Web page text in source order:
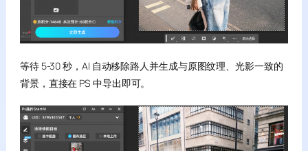
等待 5-30 秒，AI 自动移除路人并生成与原图纹理、光影一致的
背景，直接在 PS 中导出即可。